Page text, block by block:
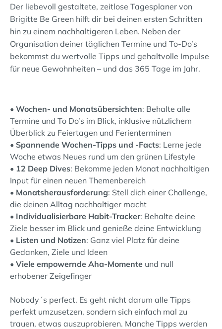
Der liebevoll gestaltete, zeitlose Tagesplaner von
Brigitte Be Green hilft dir bei deinen ersten Schritten
hin zu einem nachhaltigeren Leben. Neben der
Organisation deiner täglichen Termine und To-Do’s
bekommst du wertvolle Tipps und gehaltvolle Impulse
für neue Gewohnheiten – und das 365 Tage im Jahr.
• Wochen- und Monatsübersichten: Behalte alle
Termine und To Do’s im Blick, inklusive nützlichem
Überblick zu Feiertagen und Ferienterminen
• Spannende Wochen-Tipps und -Facts: Lerne jede
Woche etwas Neues rund um den grünen Lifestyle
• 12 Deep Dives: Bekomme jeden Monat nachhaltigen
Input für einen neuen Themenbereich
• Monatsherausforderung: Stell dich einer Challenge,
die deinen Alltag nachhaltiger macht
• Individualisierbare Habit-Tracker: Behalte deine
Ziele besser im Blick und genieße deine Entwicklung
• Listen und Notizen: Ganz viel Platz für deine
Gedanken, Ziele und Ideen
• Viele empowernde Aha-Momente und null
erhobener Zeigefinger
Nobody´s perfect. Es geht nicht darum alle Tipps
perfekt umzusetzen, sondern sich einfach mal zu
trauen, etwas auszuprobieren. Manche Tipps werden